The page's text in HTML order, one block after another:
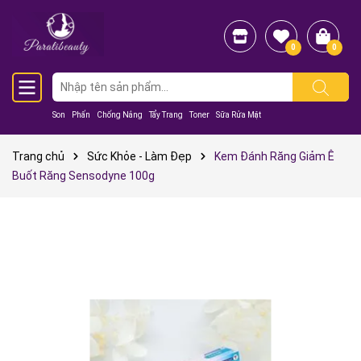
Son Phấn Chống Nắng Tẩy Trang Toner Sữa Rửa Mặt
0 0
Trang chủ Sức Khỏe - Làm Đẹp
Kem Đánh Răng Giảm Ê
Buốt Răng Sensodyne 100g